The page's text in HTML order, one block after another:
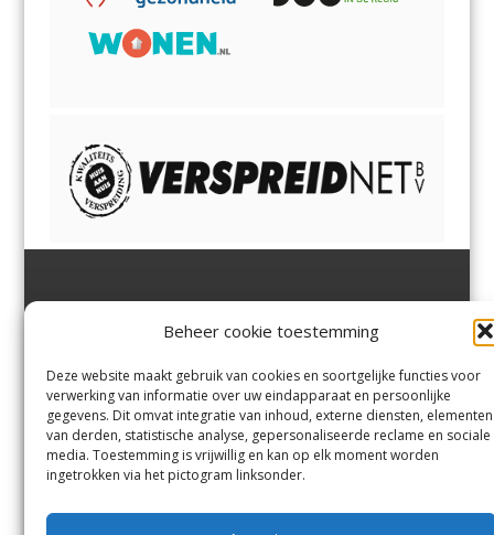
Beheer cookie toestemming
Deze website maakt gebruik van cookies en soortgelijke functies voor
verwerking van informatie over uw eindapparaat en persoonlijke
gegevens. Dit omvat integratie van inhoud, externe diensten, elementen
van derden, statistische analyse, gepersonaliseerde reclame en sociale
media. Toestemming is vrijwillig en kan op elk moment worden
ingetrokken via het pictogram linksonder.
Margadantstraat 34
0255-533900
info@jutter.nlofinfo@hofgee
st.nl
Velserbroek,Velsen-Zuid,
Zuid,Driehuisen
Spaarnwoude.
Contact
Andere uitgaven